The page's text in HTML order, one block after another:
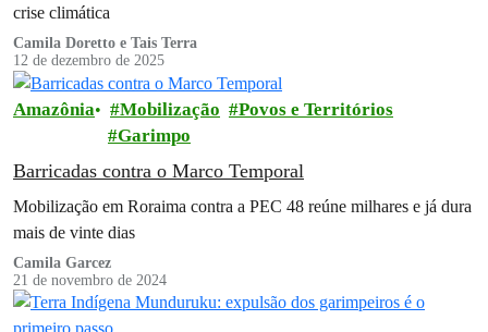
crise climática
Camila Doretto e Tais Terra
12 de dezembro de 2025
Amazônia Mobilização
Povos e Territórios
Garimpo
Barricadas contra o Marco Temporal
Mobilização em Roraima contra a PEC 48 reúne milhares e já dura
mais de vinte dias
Camila Garcez
21 de novembro de 2024